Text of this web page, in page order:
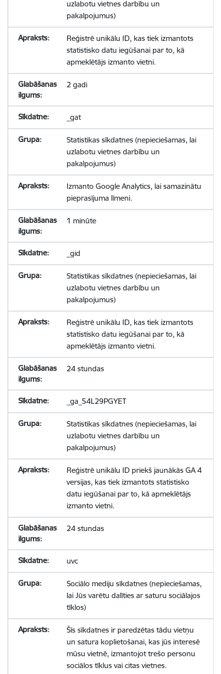
uzlabotu vietnes darbību un
pakalpojumus)
Reģistrē unikālu ID, kas tiek izmantots
statistisko datu iegūšanai par to, kā
apmeklētājs izmanto vietni.
2 gadi
_gat
Statistikas sīkdatnes (nepieciešamas, lai
uzlabotu vietnes darbību un
pakalpojumus)
Izmanto Google Analytics, lai samazinātu
pieprasījuma līmeni.
1 minūte
_gid
Statistikas sīkdatnes (nepieciešamas, lai
uzlabotu vietnes darbību un
pakalpojumus)
Reģistrē unikālu ID, kas tiek izmantots
statistisko datu iegūšanai par to, kā
apmeklētājs izmanto vietni.
24 stundas
_ga_54L29PGYET
Statistikas sīkdatnes (nepieciešamas, lai
uzlabotu vietnes darbību un
pakalpojumus)
Reģistrē unikālu ID priekš jaunākās GA 4
versijas, kas tiek izmantots statistisko
datu iegūšanai par to, kā apmeklētājs
izmanto vietni.
24 stundas
uvc
Sociālo mediju sīkdatnes (nepieciešamas,
lai Jūs varētu dalīties ar saturu sociālajos
tīklos)
Šīs sīkdatnes ir paredzētas tādu vietņu
un satura koplietošanai, kas jūs interesē
mūsu vietnē, izmantojot trešo personu
sociālos tīklus vai citas vietnes.